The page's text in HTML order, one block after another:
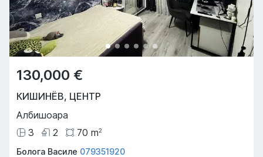
130,000 €
КИШИНЁВ, ЦЕНТР
Албишоара
3
2 70 m2
Болога Василе 079351920